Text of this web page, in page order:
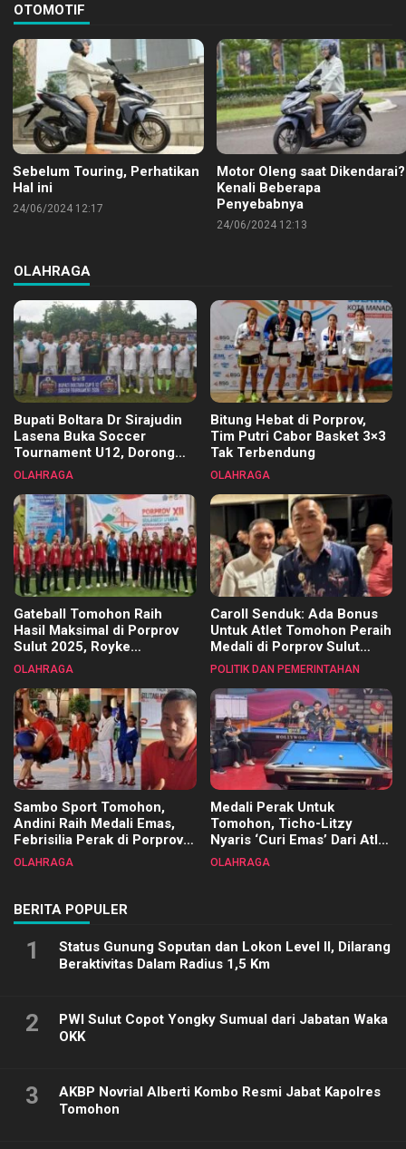
OTOMOTIF
Sebelum Touring, Perhatikan
Hal ini
24/06/2024 12:17
Motor Oleng saat Dikendarai?
Kenali Beberapa
Penyebabnya
24/06/2024 12:13
OLAHRAGA
Bupati Boltara Dr Sirajudin
Lasena Buka Soccer
Tournament U12, Dorong
Pembinaan Merata di Setiap
OLAHRAGA
Bitung Hebat di Porprov,
Tim Putri Cabor Basket 3×3
Tak Terbendung
OLAHRAGA
Gateball Tomohon Raih
Hasil Maksimal di Porprov
Sulut 2025, Royke
Tangkawarouw Ucapkan
OLAHRAGA
Caroll Senduk: Ada Bonus
Untuk Atlet Tomohon Peraih
Medali di Porprov Sulut
2025
POLITIK DAN PEMERINTAHAN
Sambo Sport Tomohon,
Andini Raih Medali Emas,
Febrisilia Perak di Porprov
Sulut 2025
OLAHRAGA
Medali Perak Untuk
Tomohon, Ticho-Litzy
Nyaris ‘Curi Emas’ Dari Atlet
Biliar PON di Porprov Sulut
OLAHRAGA
BERITA POPULER
1
Status Gunung Soputan dan Lokon Level II, Dilarang
Beraktivitas Dalam Radius 1,5 Km
2
PWI Sulut Copot Yongky Sumual dari Jabatan Waka
OKK
3
AKBP Novrial Alberti Kombo Resmi Jabat Kapolres
Tomohon